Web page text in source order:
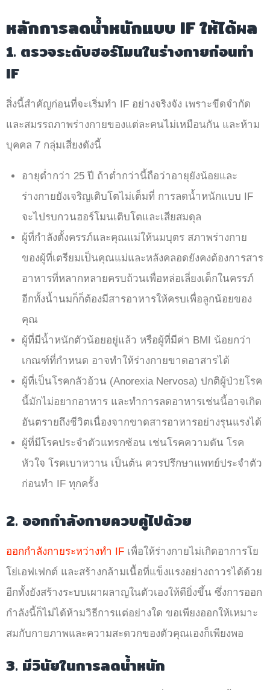
หลักการลดน้ำหนักแบบ IF ให้ได้ผล
1. ตรวจระดับฮอร์โมนในร่างกายก่อนทำ
IF
สิ่งนี้สำคัญก่อนที่จะเริ่มทำ IF อย่างจริงจัง เพราะขีดจำกัด
และสมรรถภาพร่างกายของแต่ละคนไม่เหมือนกัน และห้าม
บุคคล 7 กลุ่มเสี่ยงดังนี้
อายุต่ำกว่า 25 ปี ถ้าต่ำกว่านี้ถือว่าอายุยังน้อยและ
ร่างกายยังเจริญเติบโตไม่เต็มที่ การลดน้ำหนักแบบ IF
จะไปรบกวนฮอร์โมนเติบโตและเสียสมดุล
ผู้ที่กำลังตั้งครรภ์และคุณแม่ให้นมบุตร สภาพร่างกาย
ของผู้ที่เตรียมเป็นคุณแม่และหลังคลอดยังคงต้องการสาร
อาหารที่หลากหลายครบถ้วนเพื่อหล่อเลี่ยงเด็กในครรภ์
อีกทั้งน้ำนมก็ก็ต้องมีสารอาหารให้ครบเพื่อลูกน้อยของ
คุณ
ผู้ที่มีน้ำหนักตัวน้อยอยู่แล้ว หรือผู้ที่มีค่า BMI น้อยกว่า
เกณฑ์ที่กำหนด อาจทำให้ร่างกายขาดอาสารได้
ผู้ที่เป็นโรคกลัวอ้วน (Anorexia Nervosa) ปกติผู้ป่วยโรค
นี้มักไม่อยากอาหาร และทำการลดอาหารเช่นนี้อาจเกิด
อันตรายถึงชีวิตเนื่องจากขาดสารอาหารอย่างรุนแรงได้
ผู้ที่มีโรคประจำตัวแทรกซ้อน เช่นโรคความดัน โรค
หัวใจ โรคเบาหวาน เป็นต้น ควรปรึกษาแพทย์ประจำตัว
ก่อนทำ IF ทุกครั้ง
2. ออกกำลังกายควบคู่ไปด้วย
ออกกำลังกายระหว่างทำ IF เพื่อให้ร่างกายไม่เกิดอาการโย
โย่เอฟเฟกต์ และสร้างกล้ามเนื้อที่แข็งแรงอย่างถาวรได้ด้วย
อีกทั้งยังสร้างระบบเผาผลาญในตัวเองให้ดียิ่งขึ้น ซึ่งการออก
กำลังนี้ก็ไม่ได้ห้ามวิธีการแต่อย่างใด ขอเพียงออกให้เหมาะ
สมกับกายภาพและความสะดวกของตัวคุณเองก็เพียงพอ
3. มีวินัยในการลดน้ำหนัก